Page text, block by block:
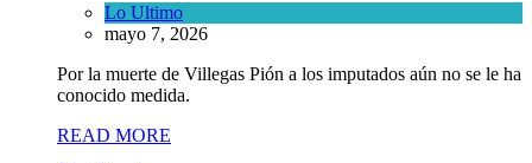
Lo Ultimo
mayo 7, 2026
Por la muerte de Villegas Pión a los imputados aún no se le ha
conocido medida.
READ MORE